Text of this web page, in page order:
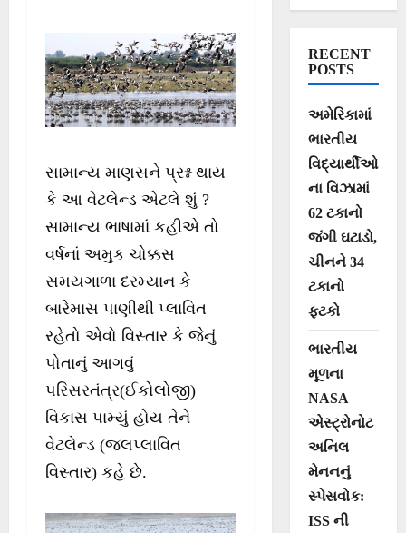
સામાન્ય માણસને પ્રશ્ન થાય
કે આ વેટલેન્ડ એટલે શું ?
સામાન્ય ભાષામાં કહીએ તો
વર્ષનાં અમુક ચોક્કસ
સમયગાળા દરમ્યાન કે
બારેમાસ પાણીથી પ્લાવિત
રહેતો એવો વિસ્તાર કે જેનું
પોતાનું આગવું
પરિસરતંત્ર(ઈકોલોજી)
વિકાસ પામ્યું હોય તેને
વેટલેન્ડ (જલપ્લાવિત
વિસ્તાર) કહે છે.
RECENT
POSTS
અમેરિકામાં
ભારતીય
વિદ્યાર્થીઓ
ના વિઝામાં
62 ટકાનો
જંગી ઘટાડો,
ચીનને 34
ટકાનો
ફટકો
ભારતીય
મૂળના
NASA
એસ્ટ્રોનોટ
અનિલ
મેનનનું
સ્પેસવોક:
ISS ની